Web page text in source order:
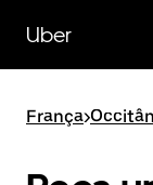
para
conteúdo
Uber
França>